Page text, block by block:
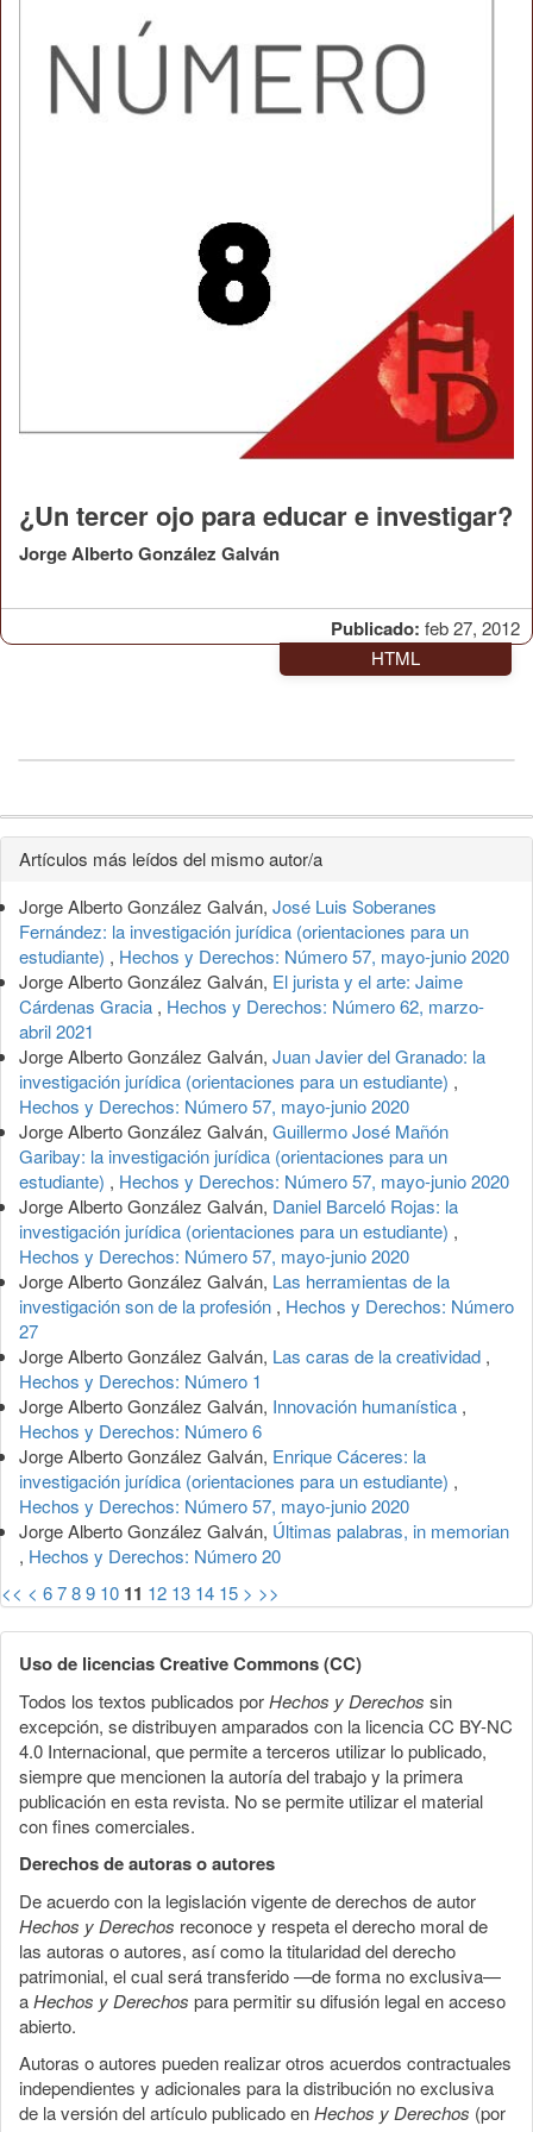
Publicado: feb 27, 2012
¿Un tercer ojo para educar e investigar?
Jorge Alberto González Galván
HTML
Detalles
del
artículo
Artículos más leídos del mismo autor/a
Jorge Alberto González Galván, José Luis Soberanes
Fernández: la investigación jurídica (orientaciones para un
estudiante) , Hechos y Derechos: Número 57, mayo-junio 2020
Jorge Alberto González Galván, El jurista y el arte: Jaime
Cárdenas Gracia , Hechos y Derechos: Número 62, marzo-
abril 2021
Jorge Alberto González Galván, Juan Javier del Granado: la
investigación jurídica (orientaciones para un estudiante) ,
Hechos y Derechos: Número 57, mayo-junio 2020
Jorge Alberto González Galván, Guillermo José Mañón
Garibay: la investigación jurídica (orientaciones para un
estudiante) , Hechos y Derechos: Número 57, mayo-junio 2020
Jorge Alberto González Galván, Daniel Barceló Rojas: la
investigación jurídica (orientaciones para un estudiante) ,
Hechos y Derechos: Número 57, mayo-junio 2020
Jorge Alberto González Galván, Las herramientas de la
investigación son de la profesión , Hechos y Derechos: Número
27
Jorge Alberto González Galván, Las caras de la creatividad ,
Hechos y Derechos: Número 1
Jorge Alberto González Galván, Innovación humanística ,
Hechos y Derechos: Número 6
Jorge Alberto González Galván, Enrique Cáceres: la
investigación jurídica (orientaciones para un estudiante) ,
Hechos y Derechos: Número 57, mayo-junio 2020
Jorge Alberto González Galván, Últimas palabras, in memorian
, Hechos y Derechos: Número 20
<< < 6789 10 11 12 13 14 15 > >>
Uso de licencias Creative Commons (CC)
Todos los textos publicados porHechos y Derechos sin
excepción, se distribuyen amparados con la licencia CC BY-NC
4.0 Internacional, que permite a terceros utilizar lo publicado,
siempre que mencionen la autoría del trabajo y la primera
publicación en esta revista. No se permite utilizar el material
con fines comerciales.
Derechos de autoras o autores
De acuerdo con la legislación vigente de derechos de autor
Hechos y Derechos reconoce y respeta el derecho moral de
las autoras o autores, así como la titularidad del derecho
patrimonial, el cual será transferido —de forma no exclusiva—
aHechos y Derechos para permitir su difusión legal en acceso
abierto.
Autoras o autores pueden realizar otros acuerdos contractuales
independientes y adicionales para la distribución no exclusiva
de la versión del artículo publicado enHechos y Derechos (por